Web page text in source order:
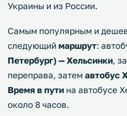
Украины и из России.
Самым популярным и
следующий маршрут:
Петербург) — Хельсинки,
переправа, затем автобус
Время в пути на автобусе
около 8 часов.